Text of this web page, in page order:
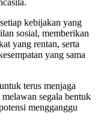
kebijakan yang
sosial, memberikan
yang rentan, serta
yang sama
terus menjaga
segala bentuk
mengganggu